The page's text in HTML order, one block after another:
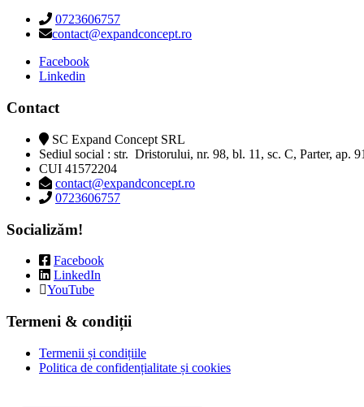
0723606757
contact@expandconcept.ro
Facebook
Linkedin
Contact
SC Expand Concept SRL
Sediul social : str. Dristorului, nr. 98, bl. 11, sc. C, Parter, ap.
CUI 41572204
contact@expandconcept.ro
0723606757
Socializăm!
Facebook
LinkedIn
YouTube
Termeni & condiții
Termenii și condițiile
Politica de confidențialitate și cookies